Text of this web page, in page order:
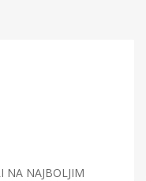
NA NAJBOLJIM